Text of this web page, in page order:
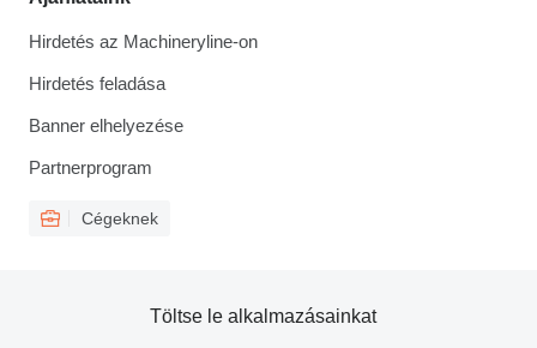
Hirdetés az Machineryline-on
Hirdetés feladása
Banner elhelyezése
Partnerprogram
Cégeknek
Töltse le alkalmazásainkat